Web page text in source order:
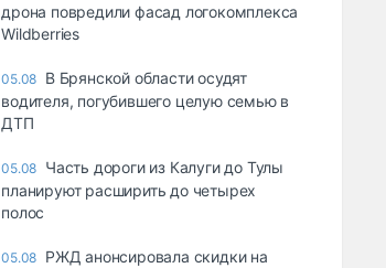
дрона повредили фасад логокомплекса
Wildberries
05.08 В Брянской области осудят
водителя, погубившего целую семью в
ДТП
05.08 Часть дороги из Калуги до Тулы
планируют расширить до четырех
полос
05.08 РЖД анонсировала скидки на